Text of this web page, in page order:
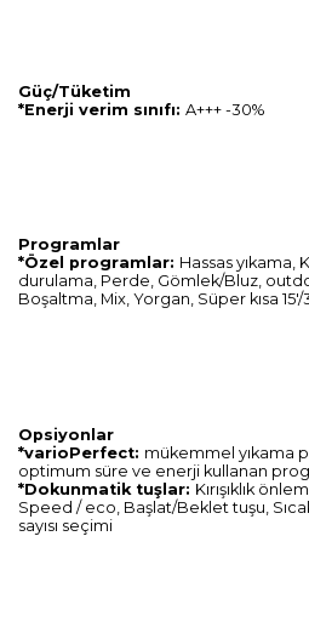
Güç/Tüketim
*Enerji verim sınıfı: A+++ -30%
Programlar
*Özel programlar: Hassas yıkama,
durulama, Perde, Gömlek/Bluz,
Boşaltma, Mix, Yorgan, Süper kısa 15'/
Opsiyonlar
*varioPerfect: mükemmel yıkama
optimum süre ve enerji kullanan
*Dokunmatik tuşlar: Kırışıklık
Speed / eco, Başlat/Beklet tuşu,
sayısı seçimi